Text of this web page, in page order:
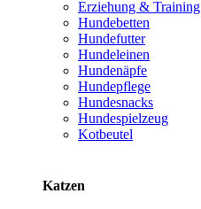
Erziehung & Training
Hundebetten
Hundefutter
Hundeleinen
Hundenäpfe
Hundepflege
Hundesnacks
Hundespielzeug
Kotbeutel
Katzen